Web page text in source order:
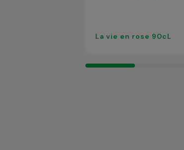
La vie en rose 90cL